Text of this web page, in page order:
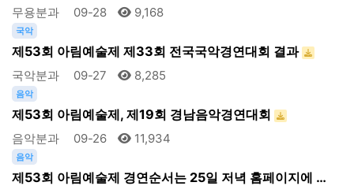
무용분과 09-28 9,168
국악
제53회 아림예술제 제33회 전국국악경연대회 결과
국악분과 09-27 8,285
음악
제53회 아림예술제, 제19회 경남음악경연대회
음악분과 09-26 11,934
음악
제53회 아림예술제 경연순서는 25일 저녁 홈페이지에 …